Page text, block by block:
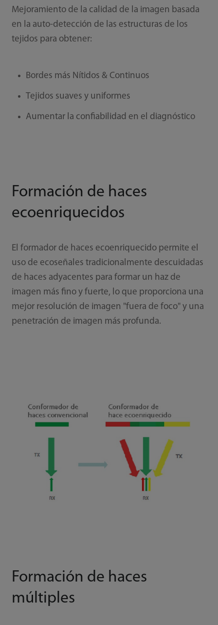
Mejoramiento de la calidad de la imagen basada
en la auto-detección de las estructuras de los
tejidos para obtener:
Bordes más Nítidos & Continuos
Tejidos suaves y uniformes
Aumentar la confiabilidad en el diagnóstico
Formación de haces
ecoenriquecidos
El formador de haces ecoenriquecido permite el
uso de ecoseñales tradicionalmente descuidadas
de haces adyacentes para formar un haz de
imagen más fino y fuerte, lo que proporciona una
mejor resolución de imagen "fuera de foco" y una
penetración de imagen más profunda.
Formación de haces
múltiples